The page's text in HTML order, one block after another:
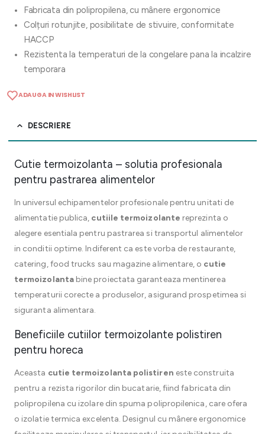
Fabricata din polipropilena, cu mânere ergonomice
Colțuri rotunjite, posibilitate de stivuire, conformitate
HACCP
Rezistenta la temperaturi de la congelare pana la incalzire
temporara
ADAUGA IN WISHLIST
DESCRIERE
Cutie termoizolanta – solutia profesionala
pentru pastrarea alimentelor
In universul echipamentelor profesionale pentru unitati de
alimentatie publica, cutiile termoizolante reprezinta o
alegere esentiala pentru pastrarea si transportul alimentelor
in conditii optime. Indiferent ca este vorba de restaurante,
catering, food trucks sau magazine alimentare, o cutie
termoizolantabine proiectata garanteaza mentinerea
temperaturii corecte a produselor, asigurand prospetimea si
siguranta alimentara.
Beneficiile cutiilor termoizolante polistiren
pentru horeca
Aceasta cutie termoizolanta polistiren este construita
pentru a rezista rigorilor din bucatarie, fiind fabricata din
polipropilena cu izolare din spuma polipropilenica, care ofera
o izolatie termica excelenta. Designul cu mânere ergonomice